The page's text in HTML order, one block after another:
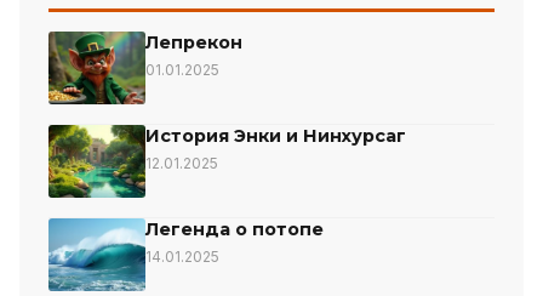
Лепрекон
01.01.2025
История Энки и Нинхурсаг
12.01.2025
Легенда о потопе
14.01.2025